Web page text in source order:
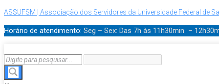
ASSUFSM | Associação dos Servidores da Universidade Federal de
Horário de atendimento: Seg – Sex: Das 7h às 11h30min –